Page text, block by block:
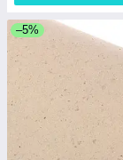
–5%